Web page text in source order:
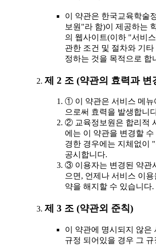
이 약관은 한국교육학술
보원"라 함)이 제공하는
의 웹사이트(이하 "서비
관한 조건 및 절차와 기
정하는 것을 목적으로 합
제 2 조 (약관의 효력과 변
① 이 약관은 서비스 메뉴
으로써 효력을 발생합니
② 교육정보원은 합리적
에는 이 약관을 변경할 수
경한 경우에는 지체없이
공시합니다.
③ 이용자는 변경된 약관
으면, 언제나 서비스 이
약을 해지할 수 있습니다.
제 3 조 (약관외 준칙)
이 약관에 명시되지 않은
규정 되어있을 경우 그